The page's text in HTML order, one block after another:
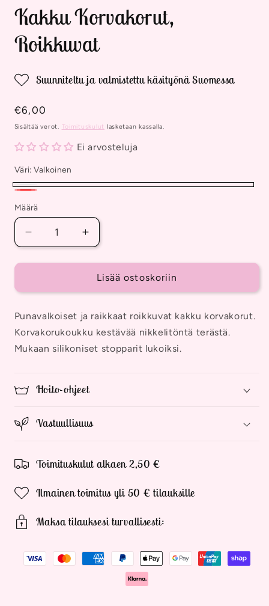
Kakku Korvakorut,
Roikkuvat
Suunniteltu ja valmistettu käsityönä Suomessa
Normaalihinta
€6,00
Sisältää verot. Toimituskulut lasketaan kassalla.
Ei arvosteluja
Väri:Valkoinen
Valkoinen
Määrä
Vähennä
tuotteen
Kakku
Roikkuvat
Lisää
tuotteen
Kakku
Korvakorut,
Roikkuvat
Lisää ostoskoriin
Punavalkoiset ja raikkaat roikkuvat kakku korvakorut.
Korvakorukoukku kestävää nikkelitöntä terästä.
Mukaan silikoniset stopparit lukoiksi.
Hoito-ohjeet
Vastuullisuus
Toimituskulut alkaen 2,50 €
Ilmainen toimitus yli 50 € tilauksille
Maksa tilauksesi turvallisesti: